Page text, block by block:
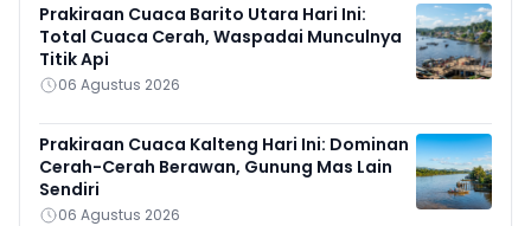
Prakiraan Cuaca Barito Utara Hari Ini:
Total Cuaca Cerah, Waspadai Munculnya
Titik Api
06 Agustus 2026
Prakiraan Cuaca Kalteng Hari Ini: Dominan
Cerah-Cerah Berawan, Gunung Mas Lain
Sendiri
06 Agustus 2026